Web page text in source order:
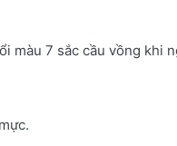
màu 7 sắc cầu vồng khi